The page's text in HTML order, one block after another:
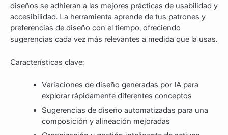
diseños se adhieran a las mejores prácticas de usabilidad y
accesibilidad. La herramienta aprende de tus patrones y
preferencias de diseño con el tiempo, ofreciendo
sugerencias cada vez más relevantes a medida que la usas.
Características clave:
Variaciones de diseño generadas por IA para
explorar rápidamente diferentes conceptos
Sugerencias de diseño automatizadas para una
composición y alineación mejoradas